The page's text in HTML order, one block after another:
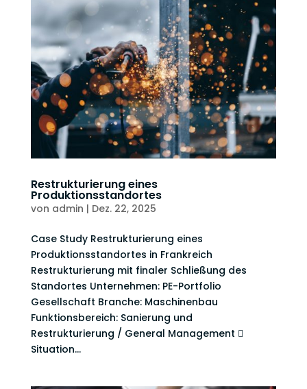
Restrukturierung eines
Produktionsstandortes
von admin | Dez. 22, 2025
Case Study Restrukturierung eines
Produktionsstandortes in Frankreich
Restrukturierung mit finaler Schließung des
Standortes Unternehmen: PE-Portfolio
Gesellschaft Branche: Maschinenbau
Funktionsbereich: Sanierung und
Restrukturierung / General Management 
Situation...